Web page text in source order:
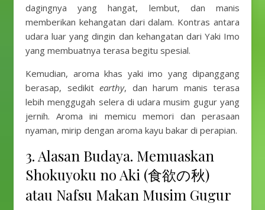
dagingnya yang hangat, lembut, dan manis
memberikan kehangatan dari dalam. Kontras antara
udara luar yang dingin dan kehangatan dari Yaki Imo
yang membuatnya terasa begitu spesial.
Kemudian, aroma khas yaki imo yang dipanggang
berasap, sedikit earthy, dan harum manis terasa
lebih menggugah selera di udara musim gugur yang
jernih. Aroma ini memicu memori dan perasaan
nyaman, mirip dengan aroma kayu bakar di perapian.
3. Alasan Budaya. Memuaskan
Shokuyoku no Aki (食欲の秋)
atau Nafsu Makan Musim Gugur